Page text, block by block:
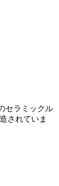
セラミックル
されていま